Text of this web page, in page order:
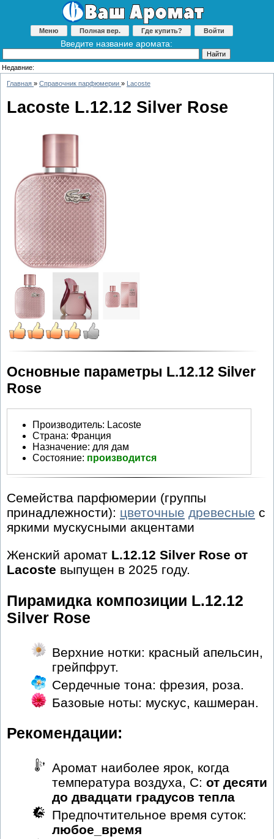
Меню Полная вер. Где купить? Войти
Введите название аромата:
Недавние:
Главная » Справочник парфюмерии » Lacoste
Lacoste L.12.12 Silver Rose
Основные параметры L.12.12 Silver
Rose
Производитель: Lacoste
Страна: Франция
Назначение: для дам
Состояние: производится
Семейства парфюмерии (группы
принадлежности): цветочные древесные с
яркими мускусными акцентами
Женский аромат L.12.12 Silver Rose от
Lacoste выпущен в 2025 году.
Пирамидка композиции L.12.12
Silver Rose
Верхние нотки: красный апельсин,
грейпфрут.
Сердечные тона: фрезия, роза.
Базовые ноты: мускус, кашмеран.
Рекомендации:
Аромат наиболее ярок, когда
температура воздуха, С: от десяти
до двадцати градусов тепла
Предпочтительное время суток:
любое_время